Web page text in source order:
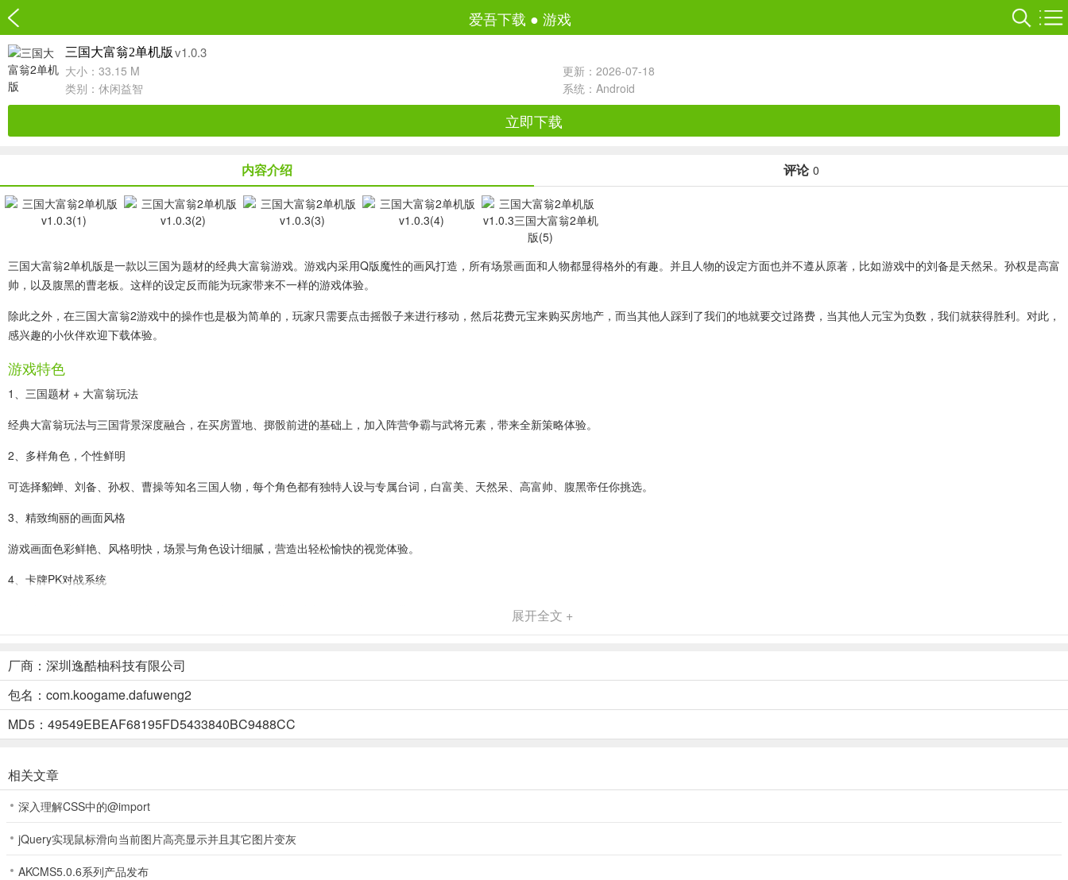
爱吾下载 ● 游戏
三国大富翁2单机版 v1.0.3
大小：33.15 M
更新：2026-07-18
类别： 休闲益智 系统：Android
立即下载
内容介绍 评论 0
三国大富翁2单机版是一款以三国为题材的经典大富翁游戏。游戏内采用Q版魔性的画风打造，所有场景画面和人物都显得格外的有趣。并且人物的设定方面也并不遵从原著，比如游戏中的刘备是天然呆。孙权是高富
帅，以及腹黑的曹老板。这样的设定反而能为玩家带来不一样的游戏体验。
除此之外，在三国大富翁2游戏中的操作也是极为简单的，玩家只需要点击摇骰子来进行移动，然后花费元宝来购买房地产，而当其他人踩到了我们的地就要交过路费，当其他人元宝为负数，我们就获得胜利。对此，
感兴趣的小伙伴欢迎下载体验。
游戏特色
1、三国题材 + 大富翁玩法
经典大富翁玩法与三国背景深度融合，在买房置地、掷骰前进的基础上，加入阵营争霸与武将元素，带来全新策略体验。
2、多样角色，个性鲜明
可选择貂蝉、刘备、孙权、曹操等知名三国人物，每个角色都有独特人设与专属台词，白富美、天然呆、高富帅、腹黑帝任你挑选。
3、精致绚丽的画面风格
游戏画面色彩鲜艳、风格明快，场景与角色设计细腻，营造出轻松愉快的视觉体验。
4、卡牌PK对战系统
融合卡牌战斗机制，在对战中使用华丽技能与策略卡牌进行对决，战斗过程爽快带感，增强竞技性与可玩性。
1、进入游戏后，玩家选择一名角色扮演
2、然后摇骰子进行移动
3、卡牌拥有丰富功能，可以帮助玩家更快获取货币
展开全文 +
厂商：深圳逸酷柚科技有限公司
包名：com.koogame.dafuweng2
MD5：49549EBEAF68195FD5433840BC9488CC
相关文章
深入理解CSS中的@import
jQuery实现鼠标滑向当前图片高亮显示并且其它图片变灰
AKCMS5.0.6系列产品发布